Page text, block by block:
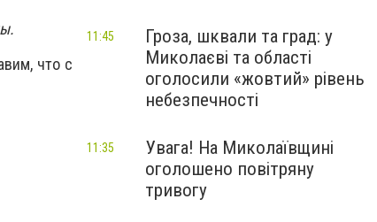
что с
Гроза, шквали та град: у
Миколаєві та області
оголосили «жовтий» рівень
небезпечності
11:45
Увага! На Миколаївщині
оголошено повітряну
тривогу
11:35